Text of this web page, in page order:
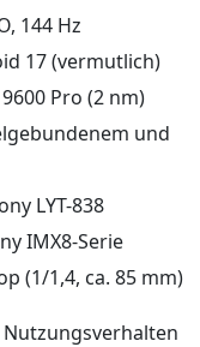
144 Hz
17 (vermutlich)
Pro (2 nm)
und
LYT-838
IMX8-Serie
(1/1,4, ca. 85 mm)